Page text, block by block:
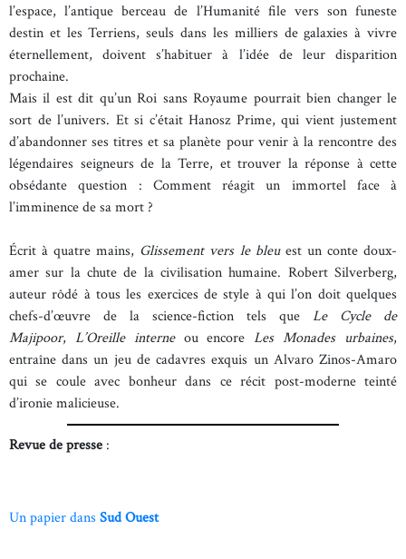
l’espace, l’antique berceau de l’Humanité file vers son funeste
destin et les Terriens, seuls dans les milliers de galaxies à vivre
éternellement, doivent s’habituer à l’idée de leur disparition
prochaine.
Mais il est dit qu’un Roi sans Royaume pourrait bien changer le
sort de l’univers. Et si c’était Hanosz Prime, qui vient justement
d’abandonner ses titres et sa planète pour venir à la rencontre des
légendaires seigneurs de la Terre, et trouver la réponse à cette
obsédante question : Comment réagit un immortel face à
l’imminence de sa mort ?
Écrit à quatre mains, Glissement vers le bleuest un conte doux-
amer sur la chute de la civilisation humaine. Robert Silverberg,
auteur rôdé à tous les exercices de style à qui l’on doit quelques
chefs-d’œuvre de la science-fiction tels que Le Cycle de
Majipoor, L’Oreille interneou encoreLes Monades urbaines,
entraîne dans un jeu de cadavres exquis un Alvaro Zinos-Amaro
qui se coule avec bonheur dans ce récit post-moderne teinté
d’ironie malicieuse.
Revue de presse :
Un papier dans Sud Ouest